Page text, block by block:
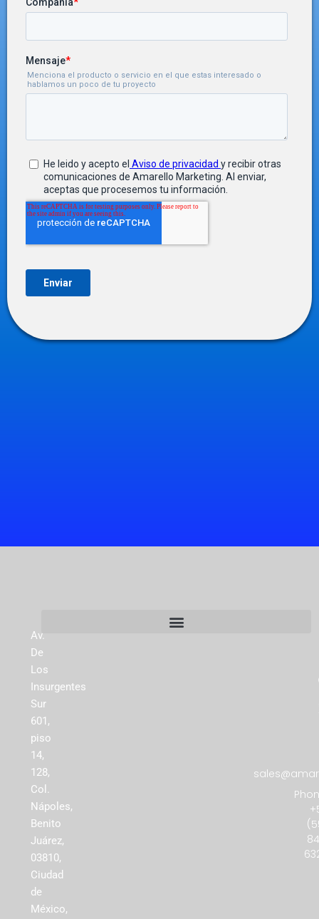
Av.
De
Los
Insurgentes
Sur
601,
piso
14,
128,
Col.
Nápoles,
Benito
Juárez,
03810,
Ciudad
de
México,